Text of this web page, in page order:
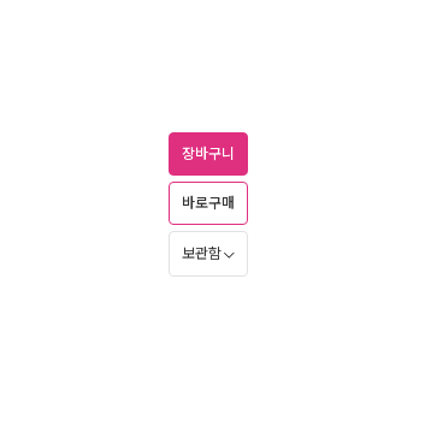
장바구니
바로구매
보관함